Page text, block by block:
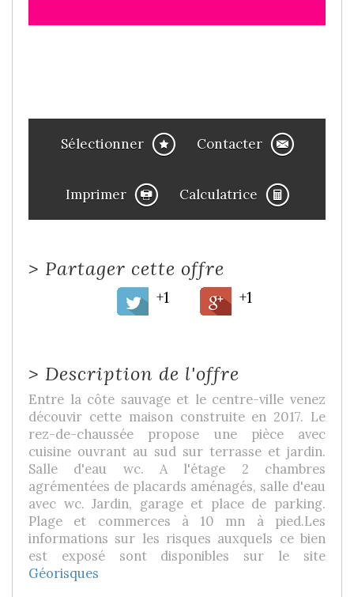
Sélectionner Contacter
Imprimer Calculatrice
> Partager cette offre
+1 +1
> Description de l'offre
Entre la côte sauvage et le centre-ville venez
découvir cette maison construite en 2017. Le
rez-de-chaussée propose une pièce avec
cuisine ouvrant au sud sur terrasse et jardin.
Salle d'eau wc. A l'étage 2 chambres
agrémentées de placards aménagés, salle d'eau
avec wc. Jardin, garage et place de parking.
Plage et commerces à 10 mn à pied.Les
informations sur les risques auxquels ce bien
est exposé sont disponibles sur le site
Géorisques